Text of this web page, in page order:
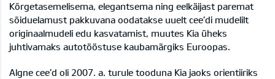
Kõrgetasemelisema, elegantsema ning eelkäijast paremat
sõiduelamust pakkuvana oodatakse uuelt cee’di mudelilt
originaalmudeli edu kasvatamist, muutes Kia üheks
juhtivamaks autotööstuse kaubamärgiks Euroopas.
Algne cee’d oli 2007. a. turule tooduna Kia jaoks orientiiriks